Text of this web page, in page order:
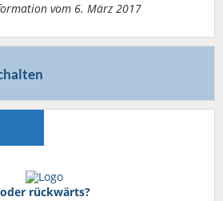
vom 6. März 2017
rückwärts?